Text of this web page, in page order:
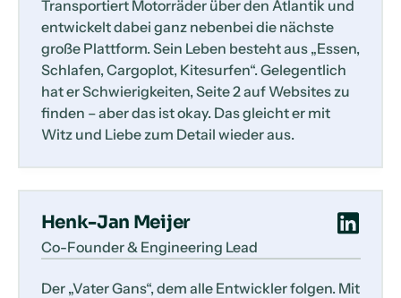
Transportiert Motorräder über den Atlantik und
entwickelt dabei ganz nebenbei die nächste
große Plattform. Sein Leben besteht aus „Essen,
Schlafen, Cargoplot, Kitesurfen“. Gelegentlich
hat er Schwierigkeiten, Seite 2 auf Websites zu
finden – aber das ist okay. Das gleicht er mit
Witz und Liebe zum Detail wieder aus.
Henk-Jan Meijer
Co-Founder & Engineering Lead
Der „Vater Gans“, dem alle Entwickler folgen. Mit